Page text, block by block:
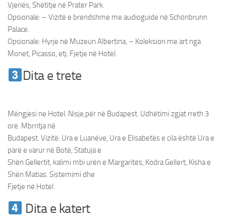
Vjenës, Shëtitje në Prater Park.
Opsionale: – Vizitë e brendshme me audioguide në Schönbrunn
Palace.
Opsionale: Hyrje në Muzeun Albertina, – Koleksion me art nga
Monet, Picasso, etj. Fjetje në Hotel.
Dita e trete
Mëngjesi ne Hotel. Nisje,për në Budapest. Udhëtimi zgjat rreth 3
orë. Mbrritja në
Budapest. Vizitë: Ura e Luanëve, Ura e Elisabetës e cila është Ura e
parë e varur në Botë, Statuja e
Shën Gellertit, kalimi mbi urën e Margaritës, Kodra Gellert, Kisha e
Shën Matias. Sistemimi dhe
Fjetje në Hotel.
Dita e katert